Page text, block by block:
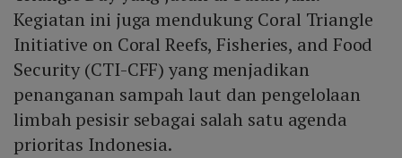
Kegiatan ini juga mendukung Coral Triangle
Initiative on Coral Reefs, Fisheries, and Food
Security (CTI-CFF) yang menjadikan
penanganan sampah laut dan pengelolaan
limbah pesisir sebagai salah satu agenda
prioritas Indonesia.